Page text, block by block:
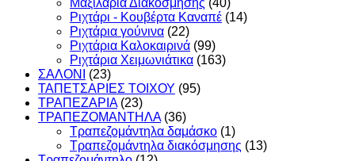
Ριχτάρι - Κουβέρτα Καναπέ (14)
Ριχτάρια γούνινα (22)
Ριχτάρια Καλοκαιρινά (99)
Ριχτάρια Χειμωνιάτικα (163)
ΣΑΛΟΝΙ
(23)
ΤΑΠΕΤΣΑΡΙΕΣ ΤΟΙΧΟΥ (95)
ΤΡΑΠΕΖΑΡΙΑ (23)
ΤΡΑΠΕΖΟΜΑΝΤΗΛΑ (36)
Τραπεζομάντηλα δαμάσκο (1)
Τραπεζομάντηλα διακόσμησης (13)